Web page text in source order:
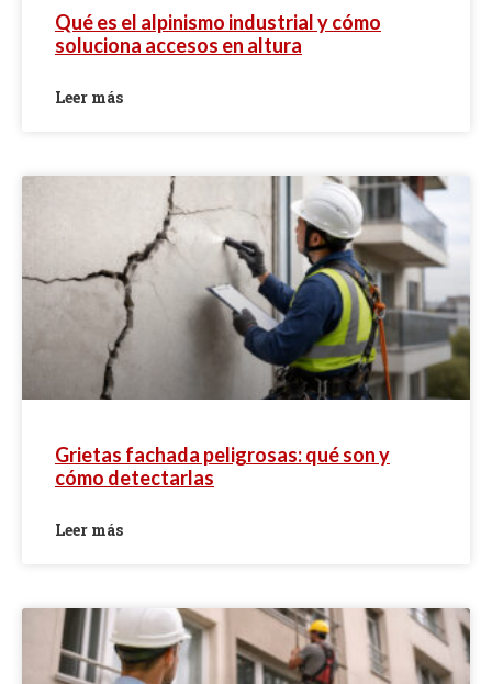
Qué es el alpinismo industrial y cómo
soluciona accesos en altura
Leer más
Grietas fachada peligrosas: qué son y
cómo detectarlas
Leer más